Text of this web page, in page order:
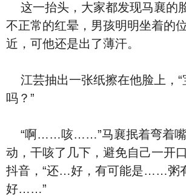
这一抬头，大家都发现马襄的
不正常的红晕，男孩明明坐着的
近，可他还是出了薄汗。
江芸抽出一张纸擦在他脸上，“
吗？”
“啊……咳……”马襄抿着弯着嘴
动，干咳了几下，避免自己一开
抖音，“还…好，有可能是……粥
好……”